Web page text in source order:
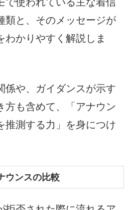
類と、そのメッセージが
わかりやすく解説しま
係や、ガイダンスが示す
方も含めて、「アナウン
推測する力」を身につけ
ウンスの比較